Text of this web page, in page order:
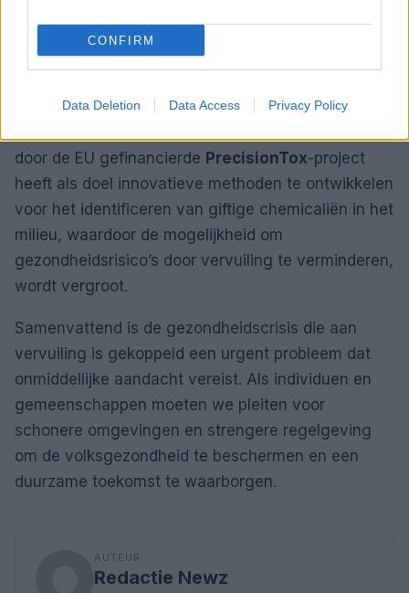
CONFIRM
Data Deletion Data Access Privacy Policy
Aangezien de wereldwijde productie van
chemicaliën naar verwachting tegen 2030 zal
gegevensverzameling en risicobeoordeling
door de EU gefinancierde PrecisionTox-project
heeft als doel innovatieve methoden te ontwikkelen
voor het identificeren van giftige chemicaliën in het
milieu, waardoor de mogelijkheid om
gezondheidsrisico’s door vervuiling te verminderen,
wordt vergroot.
Samenvattend is de gezondheidscrisis die aan
vervuiling is gekoppeld een urgent probleem dat
onmiddellijke aandacht vereist. Als individuen en
gemeenschappen moeten we pleiten voor
schonere omgevingen en strengere regelgeving
om de volksgezondheid te beschermen en een
duurzame toekomst te waarborgen.
AUTEUR
Redactie Newz